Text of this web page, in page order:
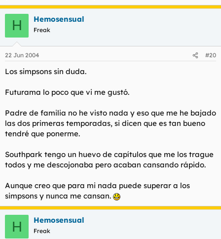
H Hemosensual
Freak
22 Jun 2004 #20
Los simpsons sin duda.
Futurama lo poco que vi me gustó.
Padre de familia no he visto nada y eso que me he bajado
las dos primeras temporadas, si dicen que es tan bueno
tendré que ponerme.
Southpark tengo un huevo de capítulos que me los trague
todos y me descojonaba pero acaban cansando rápido.
Aunque creo que para mi nada puede superar a los
simpsons y nunca me cansan.
H Hemosensual
Freak